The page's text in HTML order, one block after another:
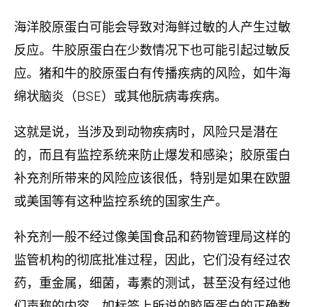
海洋胶原蛋白可能会导致对海鲜过敏的人产生过敏
反应。牛胶原蛋白在少数情况下也可能引起过敏反
应。猪和牛的胶原蛋白有传播疾病的风险，如牛海
绵状脑炎（BSE）或其他朊病毒疾病。
这就是说，当涉及到动物疾病时，风险只是潜在
的，而且有监控系统来防止爆发和感染；胶原蛋白
补充剂所带来的风险应该很低，特别是如果在欧盟
或美国等有这种监控系统的国家生产。
补充剂一般不经过像美国食品和药物管理局这样的
监管机构的彻底批准过程，因此，它们没有经过农
药，重金属，细菌，毒素的测试，甚至没有经过他